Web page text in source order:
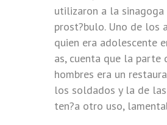
utilizaron a la sinagoga
prost?bulo. Uno de los
quien era adolescente
as, cuenta que la parte
hombres era un
los soldados y la de
ten?a otro uso,